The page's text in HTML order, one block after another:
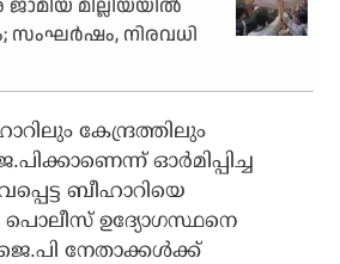
ജാമിയ മില്ലിയയില്‍
സംഘര്‍ഷം, നിരവധി
കേന്ദ്രത്തിലും
ഓര്‍മിപ്പിച്ച
ബീഹാറിയെ
ഉദ്യോഗസ്ഥനെ
നേതാക്കള്‍ക്ക്